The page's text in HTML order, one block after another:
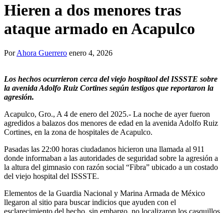
Hieren a dos menores tras
ataque armado en Acapulco
PorAhora Guerrero enero 4, 2026
Los hechos ocurrieron cerca del viejo hospitaol del ISSSTE sobre
la avenida Adolfo Ruiz Cortines según testigos que reportaron la
agresión.
Acapulco, Gro., A 4 de enero del 2025.- La noche de ayer fueron
agredidos a balazos dos menores de edad en la avenida Adolfo Ruiz
Cortines, en la zona de hospitales de Acapulco.
Pasadas las 22:00 horas ciudadanos hicieron una llamada al 911
donde informaban a las autoridades de seguridad sobre la agresión a
la altura del gimnasio con razón social “Fibra” ubicado a un costado
del viejo hospital del ISSSTE.
Elementos de la Guardia Nacional y Marina Armada de México
llegaron al sitio para buscar indicios que ayuden con el
esclarecimiento del hecho, sin embargo, no localizaron los casquillos